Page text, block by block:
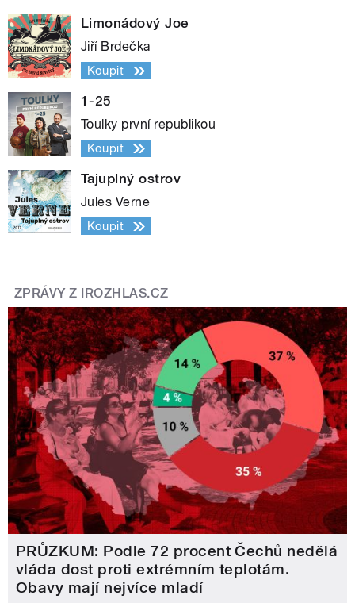
Limonádový Joe
Jiří Brdečka
Koupit
1-25
Toulky první republikou
Koupit
Tajuplný ostrov
Jules Verne
Koupit
ZPRÁVY Z IROZHLAS.CZ
PRŮZKUM: Podle 72 procent Čechů nedělá
vláda dost proti extrémním teplotám.
Obavy mají nejvíce mladí